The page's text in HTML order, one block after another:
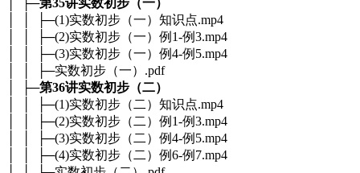
│ ├─第35讲实数初步（一）
│ │ ├─(1)实数初步（一）知识点.mp4
│ │ ├─(2)实数初步（一）例1-例3.mp4
│ │ ├─(3)实数初步（一）例4-例5.mp4
│ │ ├─实数初步（一）.pdf
│ ├─第36讲实数初步（二）
│ │ ├─(1)实数初步（二）知识点.mp4
│ │ ├─(2)实数初步（二）例1-例3.mp4
│ │ ├─(3)实数初步（二）例4-例5.mp4
│ │ ├─(4)实数初步（二）例6-例7.mp4